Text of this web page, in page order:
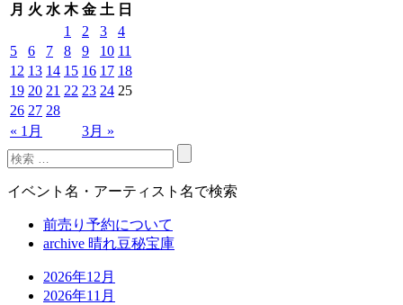
月 火 水 木 金 土 日
« 1月 3月 »
1 2 3
4
5
6 7 8 9 10 11
12 13 14 15 16 17 18
19 20 21 22 23 24 25
26 27 28
イベント名・アーティスト名で検索
前売り予約について
archive 晴れ豆秘宝庫
2026年12月
2026年11月